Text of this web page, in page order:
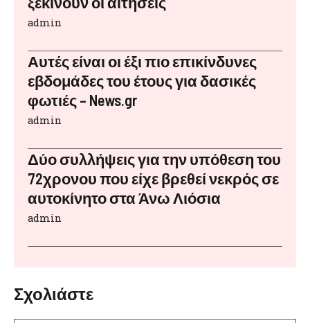
admin
Αυτές είναι οι έξι πιο επικίνδυνες
εβδομάδες του έτους για δασικές
φωτιές – News.gr
admin
Δύο συλλήψεις για την υπόθεση του
72χρονου που είχε βρεθεί νεκρός σε
αυτοκίνητο στα Άνω Λιόσια
admin
Σχολιάστε